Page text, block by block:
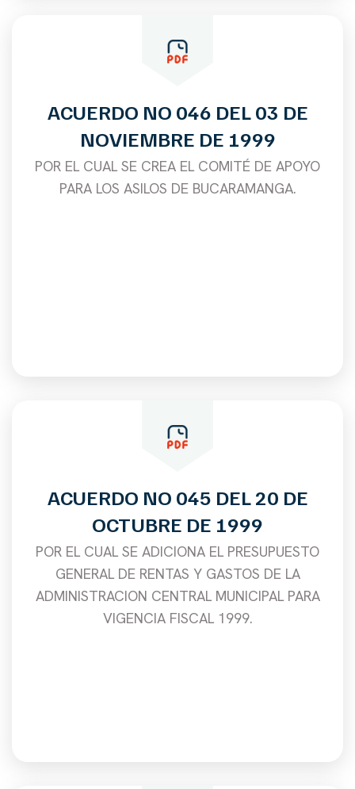
ACUERDO NO 046 DEL 03 DE
NOVIEMBRE DE 1999
POR EL CUAL SE CREA EL COMITÉ DE APOYO
PARA LOS ASILOS DE BUCARAMANGA.
ACUERDO NO 045 DEL 20 DE
OCTUBRE DE 1999
POR EL CUAL SE ADICIONA EL PRESUPUESTO
GENERAL DE RENTAS Y GASTOS DE LA
ADMINISTRACION CENTRAL MUNICIPAL PARA
VIGENCIA FISCAL 1999.